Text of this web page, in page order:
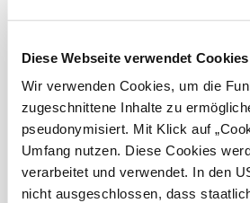
Diese Webseite verwendet Cookies
Wir verwenden Cookies, um die
zugeschnittene Inhalte zu
pseudonymisiert. Mit Klick auf
Umfang nutzen. Diese Cookies
verarbeitet und verwendet. In den
nicht ausgeschlossen, dass
office@wienerwald.info
Prospekte bestellen Newsletter
PresseTeamB2B-Partner
ImpressumDatenschutz
Barrierefreiheitserklärung